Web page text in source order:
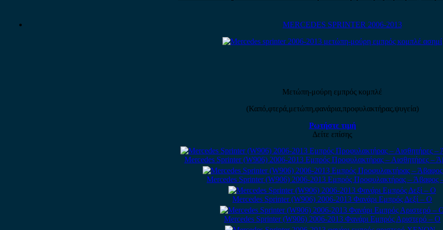
MERCEDES SPRINTER 2006-2013
Μετώπη-μούρη εμπρός κομπλέ
(Καπό,φτερά,μετώπη,φανάρια,προφυλακτήρας,ψυγεία)
Ρωτήστε τιμή
Δείτε επίσης
Mercedes Sprinter (W906) 2006-2013 Εμπρός Προφυλακτήρας – Αισθητήρες –
Mercedes Sprinter (W906) 2006-2013 Εμπρός Προφυλακτήρας –
Mercedes Sprinter (W906) 2006-2013 Φανάρι Εμπρός Δεξί – Ο
Mercedes Sprinter (W906) 2006-2013 Φανάρι Εμπρός Αριστερό – Ο